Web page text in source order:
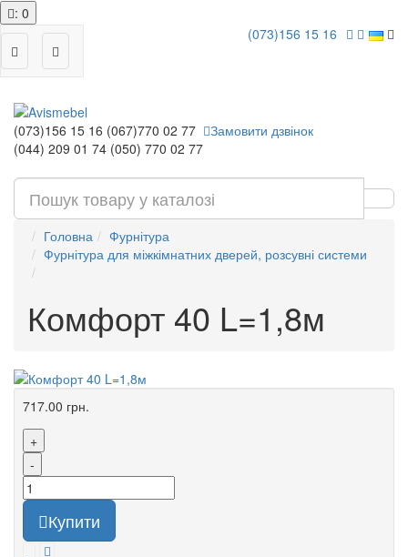
: 0
(073)156 15 16
(073)156 15 16 (067)770 02 77
(044) 209 01 74 (050) 770 02 77
Замовити дзвінок
Головна
Фурнітура
Фурнітура для міжкімнатних дверей, розсувні системи
Комфорт 40 L=1,8м
717.00 грн.
+
-
Купити